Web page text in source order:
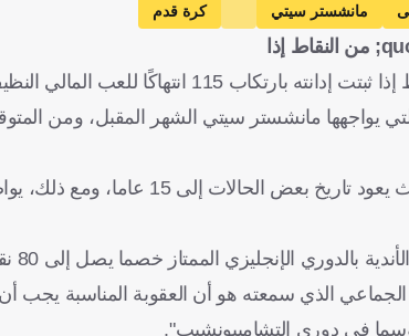
مانشستر سيتي كرة قدم
انتهاكًا للعب المالي النظيف.
التي يواجهها مانشستر سيتي الشهر المقبل، ومن
وتم اتهام مانشستر سيتي بانتهاك القواعد المالية
بالدوري الإنجليزي الممتاز خصما يصل إلى 80 نقطة.
الذي سمعته هو أن العقوبة المناسبة يجب